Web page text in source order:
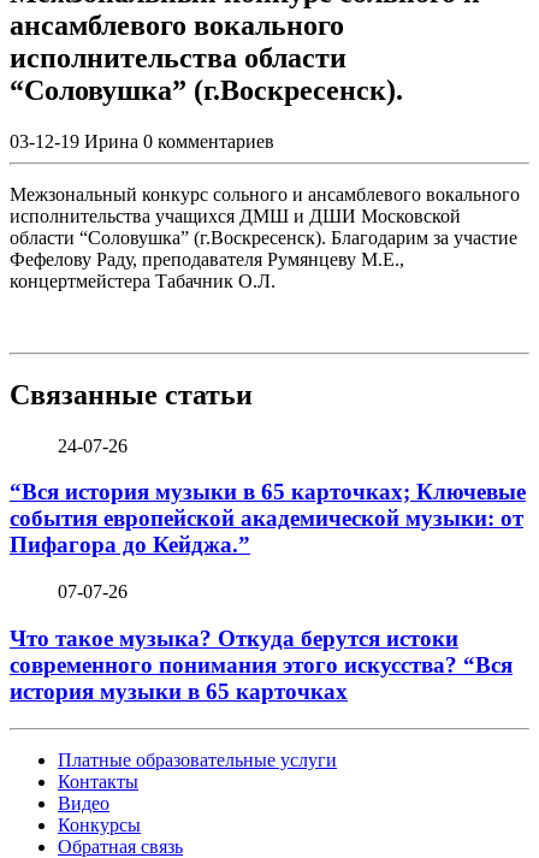
ансамблевого вокального
исполнительства области
“Соловушка” (г.Воскресенск).
03-12-19 Ирина 0 комментариев
Межзональный конкурс сольного и ансамблевого вокального
исполнительства учащихся ДМШ и ДШИ Московской
области “Соловушка” (г.Воскресенск). Благодарим за участие
Фефелову Раду, преподавателя Румянцеву М.Е.,
концертмейстера Табачник О.Л.
Связанные статьи
24-07-26
“Вся история музыки в 65 карточках; Ключевые
события европейской академической музыки: от
Пифагора до Кейджа.”
07-07-26
Что такое музыка? Откуда берутся истоки
современного понимания этого искусства? “Вся
история музыки в 65 карточках
Платные образовательные услуги
Контакты
Видео
Конкурсы
Обратная связь